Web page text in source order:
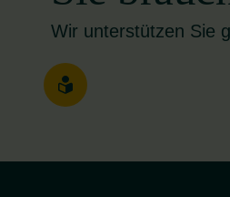
Wir unterstützen Sie